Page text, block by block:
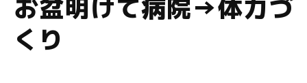
お盆明けて病院→体力づ
くり